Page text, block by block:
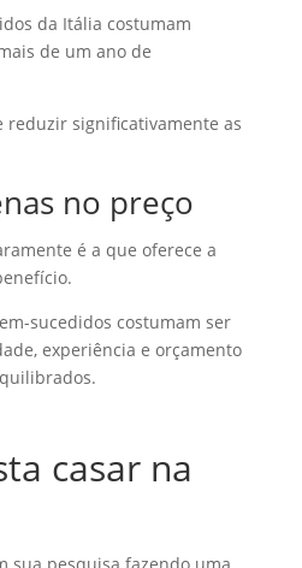
da Itália costumam
de um ano de
reduzir significativamente as
no preço
é a que oferece a
sucedidos costumam ser
experiência e orçamento
casar na